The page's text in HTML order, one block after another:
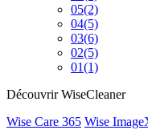
05(2)
04(5)
03(6)
02(5)
01(1)
Découvrir WiseCleaner
Wise Care 365 Wise